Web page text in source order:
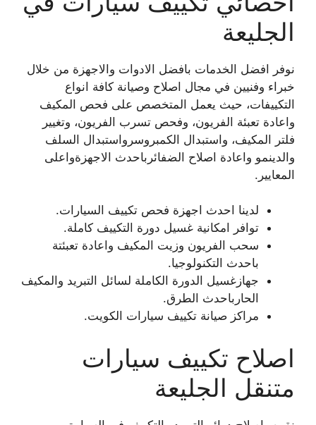
الجليعة
نوفر افضل الخدمات بافضل الادوات والاجهزة من خلال
خبراء وفنيين في مجال اصلاح وصيانة كافة انواع
التكييفات، حيث يعمل المتخصص على فحص المكيف
واعادة تعبئة الفريون، وفحص تسرب الفريون، وتغيير
فلتر المكيف، واستبدال الكمبروسرواستبدال السلف
والدينمو واعادة اصلاح الضفائرباحدث الاجهزةواعلى
المعايير.
لدينا احدث اجهزة فحص تكييف السيارات.
توافر امكانية غسيل دورة التكييف كاملة.
سحب الفريون وزيت المكيف واعادة تعبئتة
باحدث التكنولوجيا.
جهازغسيل الدورة الكاملة لسائل التبريد والمكيف
الحارباحدث الطرق.
مراكز صيانة تكييف سيارات الكويت.
اصلاح تكييف سيارات
متنقل الجليعة